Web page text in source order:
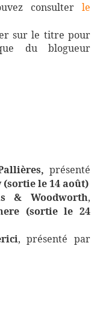
consulter le
sur le titre pour
du blogueur
présenté
le 14 août)
& Woodworth,
(sortie le 24
, présenté par